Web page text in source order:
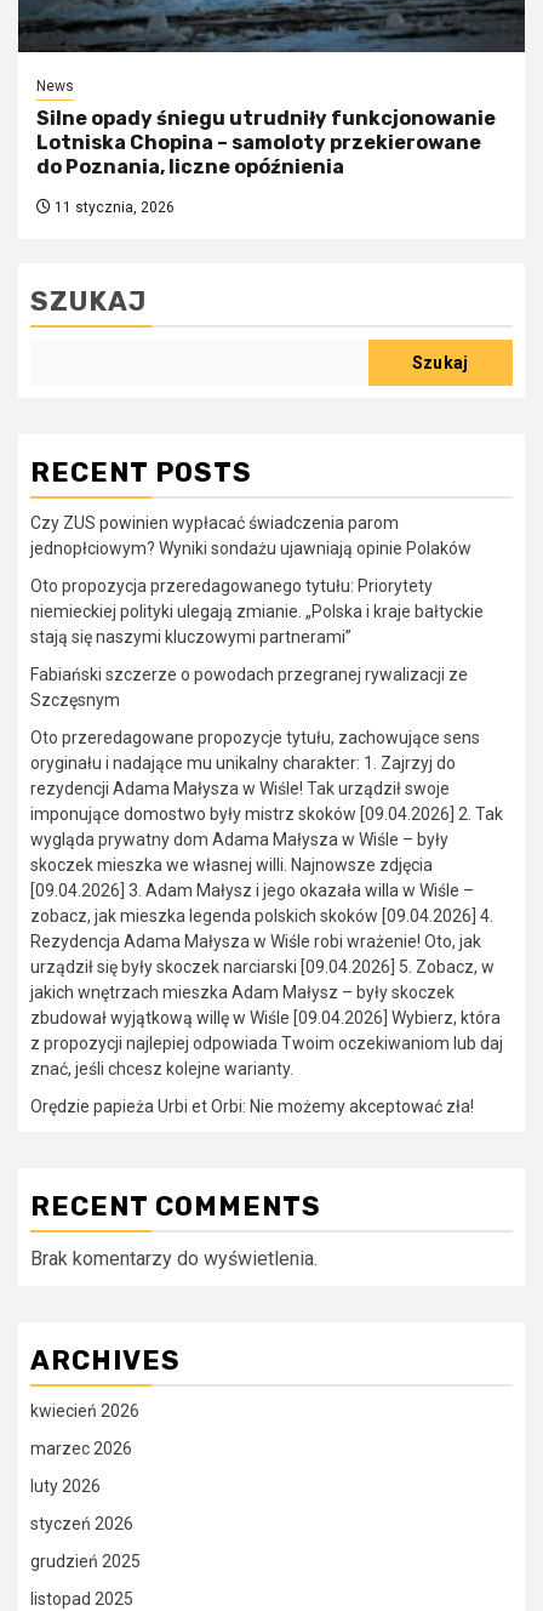
News
Silne opady śniegu utrudniły funkcjonowanie
Lotniska Chopina – samoloty przekierowane
do Poznania, liczne opóźnienia
11 stycznia, 2026
SZUKAJ
Szukaj
RECENT POSTS
Czy ZUS powinien wypłacać świadczenia parom
jednopłciowym? Wyniki sondażu ujawniają opinie Polaków
Oto propozycja przeredagowanego tytułu: Priorytety
niemieckiej polityki ulegają zmianie. „Polska i kraje bałtyckie
stają się naszymi kluczowymi partnerami”
Fabiański szczerze o powodach przegranej rywalizacji ze
Szczęsnym
Oto przeredagowane propozycje tytułu, zachowujące sens
oryginału i nadające mu unikalny charakter: 1. Zajrzyj do
rezydencji Adama Małysza w Wiśle! Tak urządził swoje
imponujące domostwo były mistrz skoków [09.04.2026] 2. Tak
wygląda prywatny dom Adama Małysza w Wiśle – były
skoczek mieszka we własnej willi. Najnowsze zdjęcia
[09.04.2026] 3. Adam Małysz i jego okazała willa w Wiśle –
zobacz, jak mieszka legenda polskich skoków [09.04.2026] 4.
Rezydencja Adama Małysza w Wiśle robi wrażenie! Oto, jak
urządził się były skoczek narciarski [09.04.2026] 5. Zobacz, w
jakich wnętrzach mieszka Adam Małysz – były skoczek
zbudował wyjątkową willę w Wiśle [09.04.2026] Wybierz, która
z propozycji najlepiej odpowiada Twoim oczekiwaniom lub daj
znać, jeśli chcesz kolejne warianty.
Orędzie papieża Urbi et Orbi: Nie możemy akceptować zła!
RECENT COMMENTS
Brak komentarzy do wyświetlenia.
ARCHIVES
kwiecień 2026
marzec 2026
luty 2026
styczeń 2026
grudzień 2025
listopad 2025